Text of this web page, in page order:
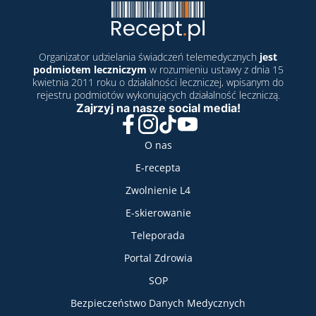
Organizator udzielania świadczeń telemedycznych jest
podmiotem leczniczym w rozumieniu ustawy z dnia 15
kwietnia 2011 roku o działalności leczniczej, wpisanym do
rejestru podmiotów wykonujących działalność leczniczą.
O nas
E-recepta
Zwolnienie L4
E-skierowanie
Teleporada
Portal Zdrowia
SOP
Bezpieczeństwo Danych Medycznych
Zajrzyj na nasze social media!
Facebook
Instagram
TikTokYouTube